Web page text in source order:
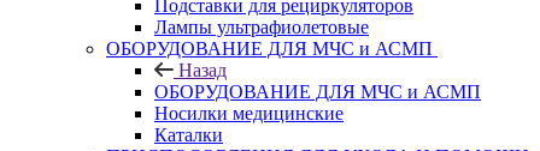
Подставки для рециркуляторов
Лампы ультрафиолетовые
ОБОРУДОВАНИЕ ДЛЯ МЧС и АСМП
Назад
ОБОРУДОВАНИЕ ДЛЯ МЧС и АСМП
Носилки медицинские
Каталки